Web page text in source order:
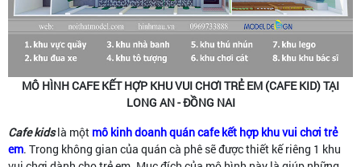
MÔ HÌNH CAFE KẾT HỢP KHU VUI CHƠI TRẺ EM (CAFE KID) TẠI
LONG AN - ĐỒNG NAI
Cafe kidslà một mô kinh doanh quán cafe kết hợp khu vui chơi trẻ
em. Trong không gian của quán cà phê sẽ được thiết kế riêng 1 khu